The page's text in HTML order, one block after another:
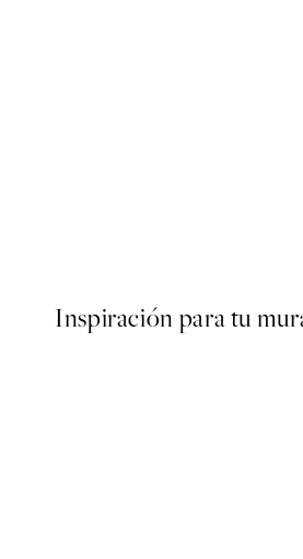
Inspiración para tu